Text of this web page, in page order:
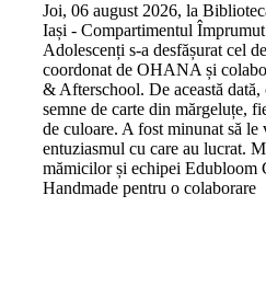
Joi, 06 august 2026, la
Iași - Compartimentul
Adolescenți s-a desfășurat cel
coordonat de OHANA și
& Afterschool. De această
semne de carte din mărgeluțe,
de culoare. A fost minunat să le
entuziasmul cu care au lucrat.
mămicilor și echipei
Handmade pentru o colaborare